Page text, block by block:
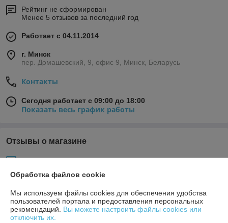
Рейтинг не сформирован
Менее 5 отзывов за последний год
Работает с 04.11.2014
г. Минск
пер. Домашевский, 9, офис 9, Минск, Беларусь
Контакты
Сегодня работает с 09:00 до 18:00
Показать весь график работы
Отзывы о магазине
Плохо
В наличии товара нет, минимальная сумма заказа 1000 бел руб.
Обработка файлов cookie
Мы используем файлы cookies для обеспечения удобства
пользователей портала и предоставления персональных
рекомендаций. Вы можете настроить файлы cookies или
отключить их.